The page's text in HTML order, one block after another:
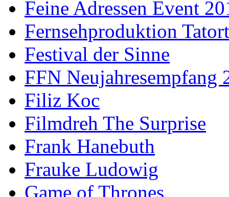
Feine Adressen Event
Fernsehproduktion Tatort
Festival der Sinne
FFN Neujahresempfang
Filiz Koc
Filmdreh The Surprise
Frank Hanebuth
Frauke Ludowig
Game of Thrones